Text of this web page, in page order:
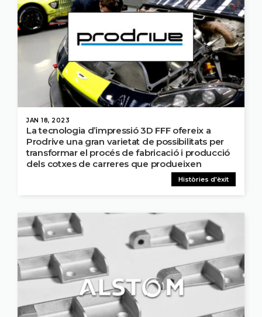
JAN 18, 2023
Històries d'èxit
La tecnologia d’impressió 3D FFF ofereix a
Prodrive una gran varietat de possibilitats per
transformar el procés de fabricació i producció
dels cotxes de carreres que produeixen